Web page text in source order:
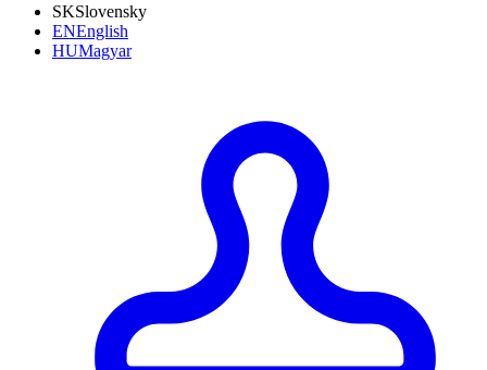
SKSlovensky
ENEnglish
HUMagyar